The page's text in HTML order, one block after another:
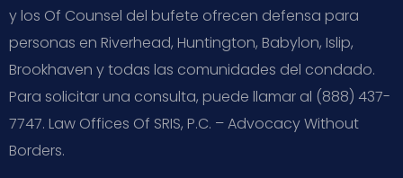
y los Of Counsel del bufete ofrecen defensa para
personas en Riverhead, Huntington, Babylon, Islip,
Brookhaven y todas las comunidades del condado.
Para solicitar una consulta, puede llamar al (888) 437-
7747. Law Offices Of SRIS, P.C. – Advocacy Without
Borders.